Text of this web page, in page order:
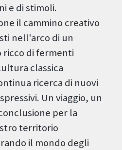
e di stimoli.
il cammino creativo
nell'arco di un
di fermenti
classica
ricerca di nuovi
Un viaggio, un
per la
territorio
il mondo degli